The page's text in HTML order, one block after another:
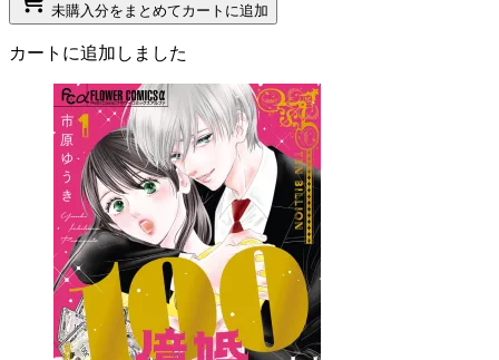
未購入分をまとめてカートに追加
カートに追加しました